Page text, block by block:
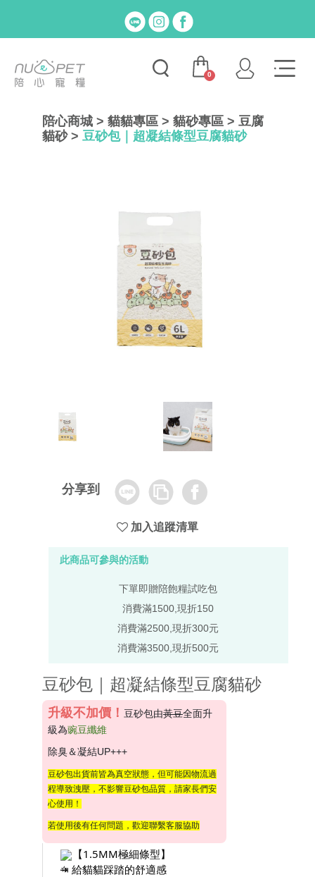
0
陪心商城 > 貓貓專區 > 貓砂專區 > 豆腐
貓砂> 豆砂包｜超凝結條型豆腐貓砂
分享到 Line
Copy
Link
Facebook
加入追蹤清單
此商品可參與的活動
下單即贈陪飽糧試吃包
消費滿1500,現折150
消費滿2500,現折300元
消費滿3500,現折500元
豆砂包｜超凝結條型豆腐貓砂
升級不加價！ 豆砂包由黃豆全面升
級為豌豆纖維
除臭＆凝結UP+++
豆砂包出貨前皆為真空狀態，但可能因物流過
程導致洩壓，不影響豆砂包品質，請家長們安
心使用！
若使用後有任何問題，歡迎聯繫客服協助
【1.5MM極細條型】
⇥ 給貓貓踩踏的舒適感